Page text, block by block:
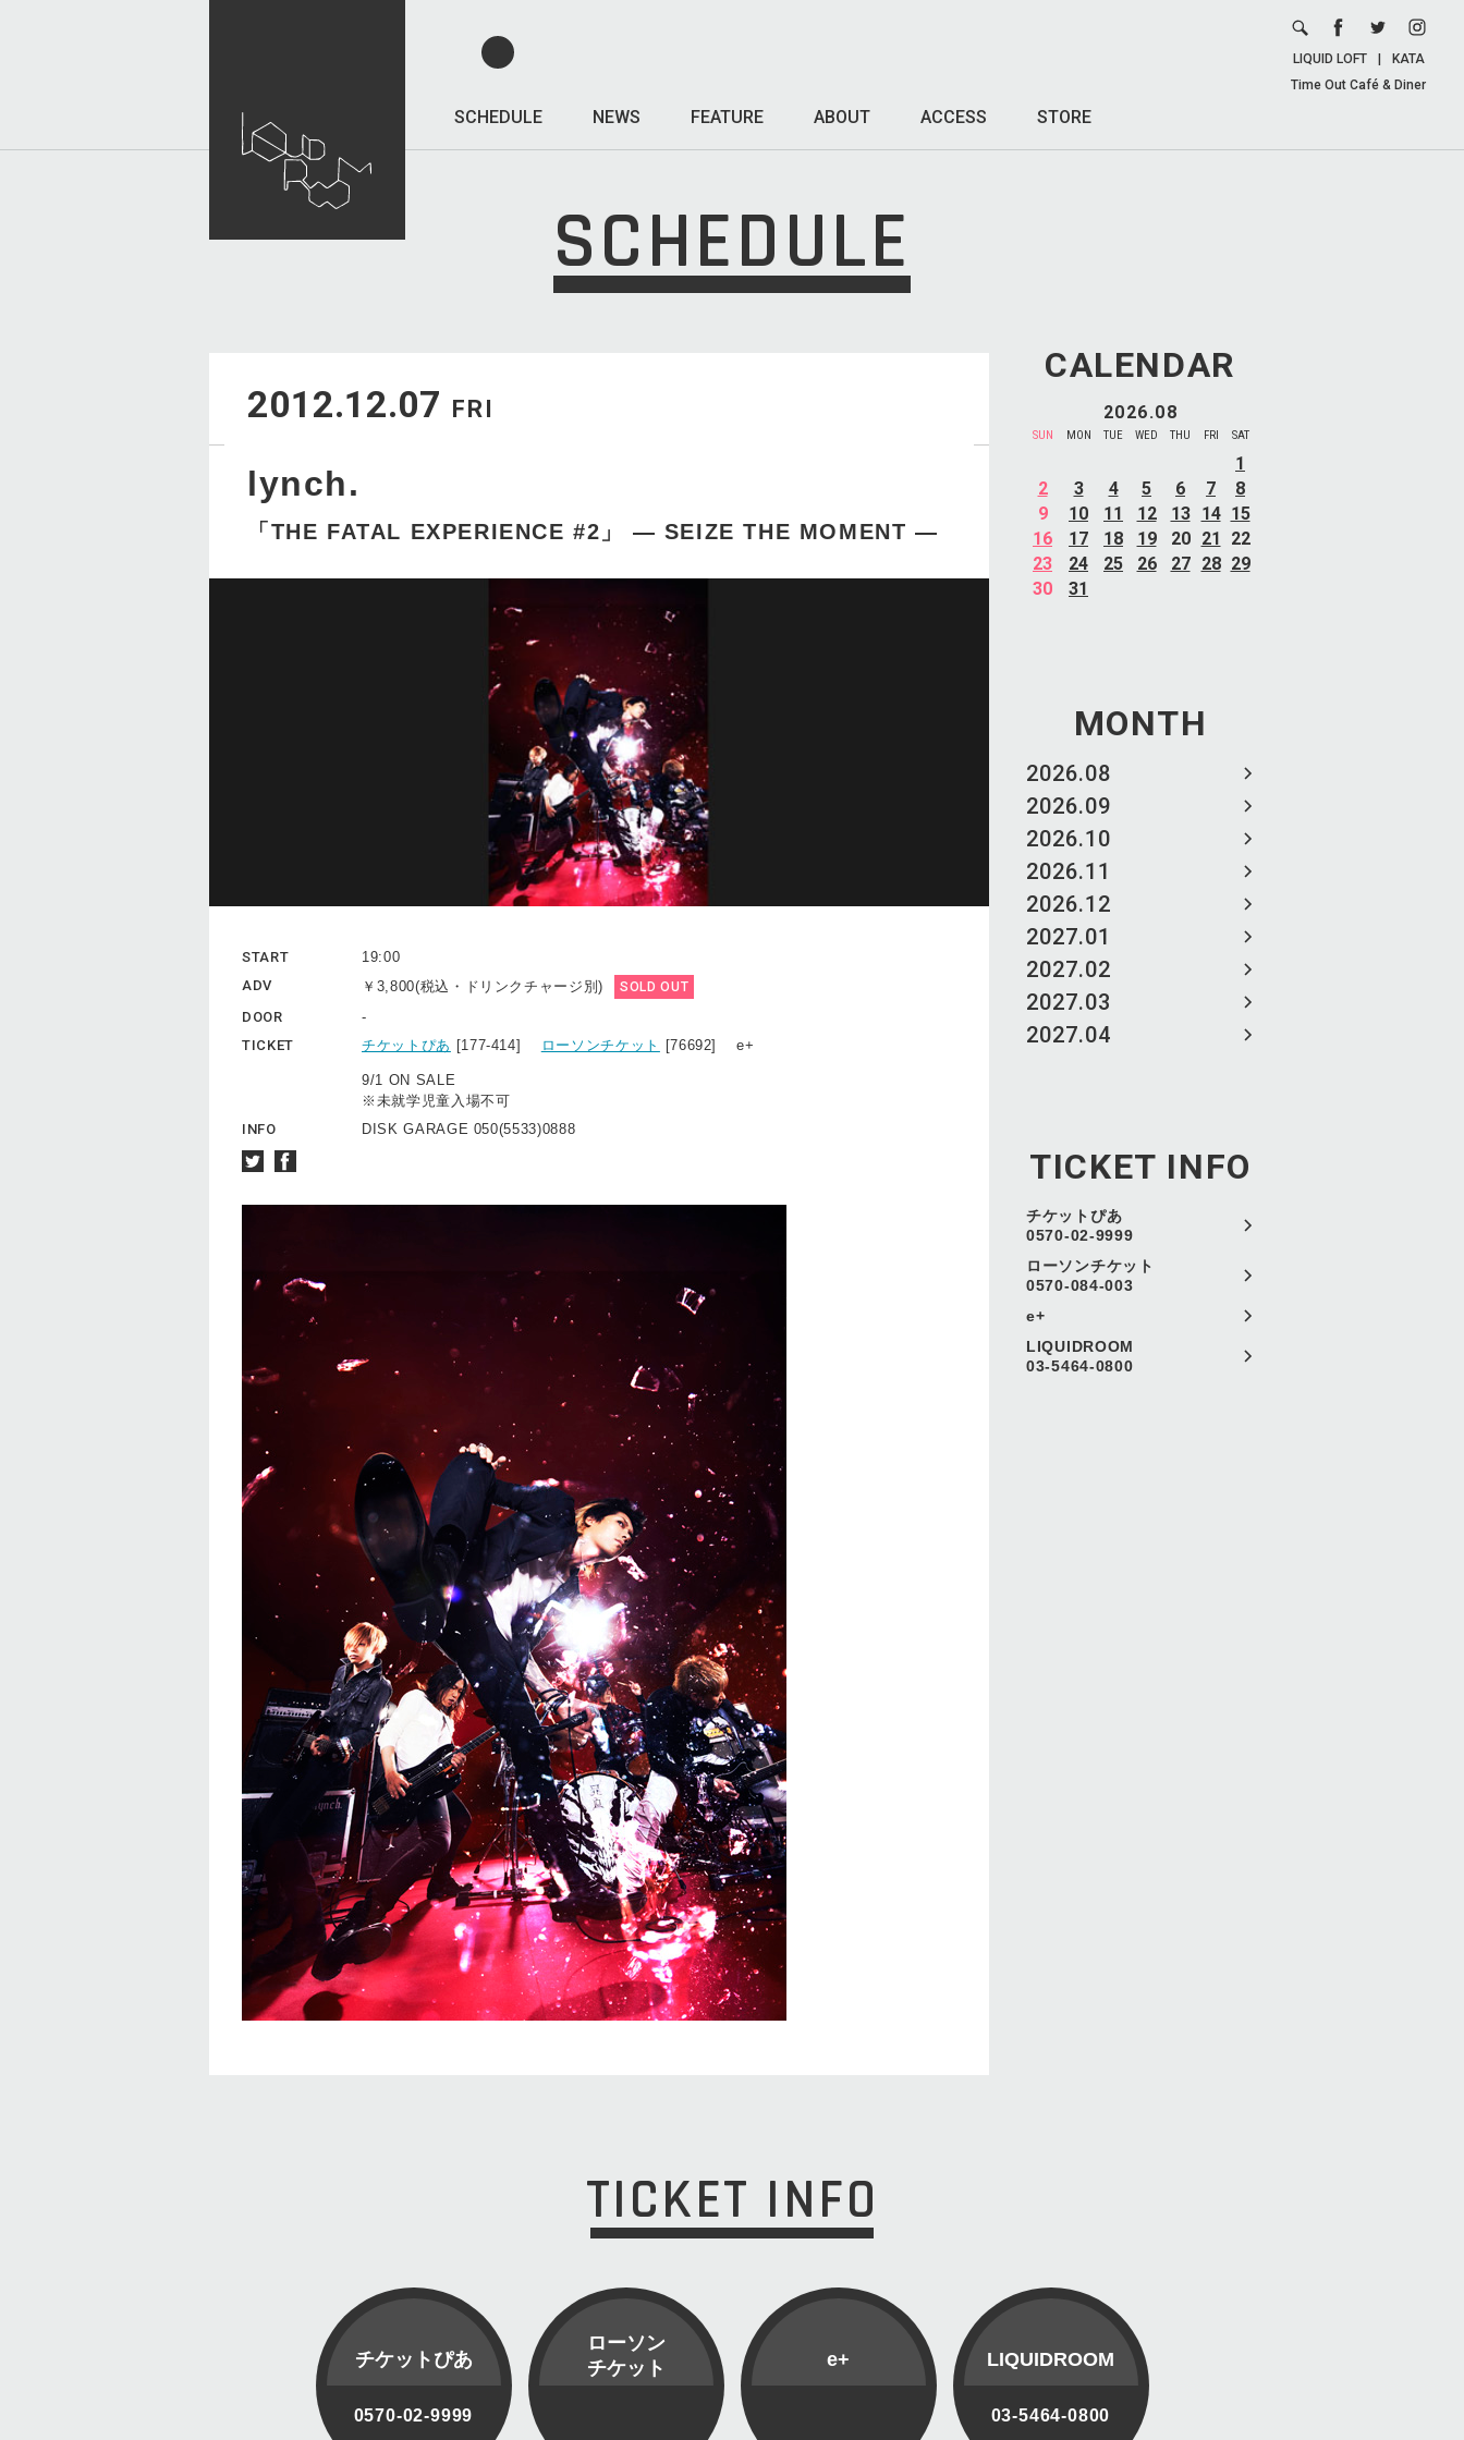
SCHEDULE NEWS FEATURE ABOUT ACCESS STORE
LIQUID LOFT
KATA
Time Out Café & Diner
SCHEDULE
CALENDAR
2026.08
SUN MON TUE WED THU FRI SAT
1
2
3 4 5 6 7
8
9
10 11 12 13 14 15
16
17 18 19 20 21
22
23
24 25 26 27 28 29
30
31
MONTH
2026.08
2026.09
2026.10
2026.11
2026.12
2027.01
2027.02
2027.03
2027.04
TICKET INFO
チケットぴあ
0570-02-9999
ローソンチケット
0570-084-003
e+
LIQUIDROOM
03-5464-0800
2012.12.07 FRI
lynch.
「THE FATAL EXPERIENCE #2」 ― SEIZE THE MOMENT ―
START
19:00
ADV
￥3,800(税込・ドリンクチャージ別) SOLD OUT
DOOR
-
TICKET
チケットぴあ [177-414] ローソンチケット [76692] e+
9/1 ON SALE
※未就学児童入場不可
INFO
DISK GARAGE 050(5533)0888
TICKET INFO
チケットぴあ
0570-02-9999
ローソン
チケット
e+ LIQUIDROOM
03-5464-0800